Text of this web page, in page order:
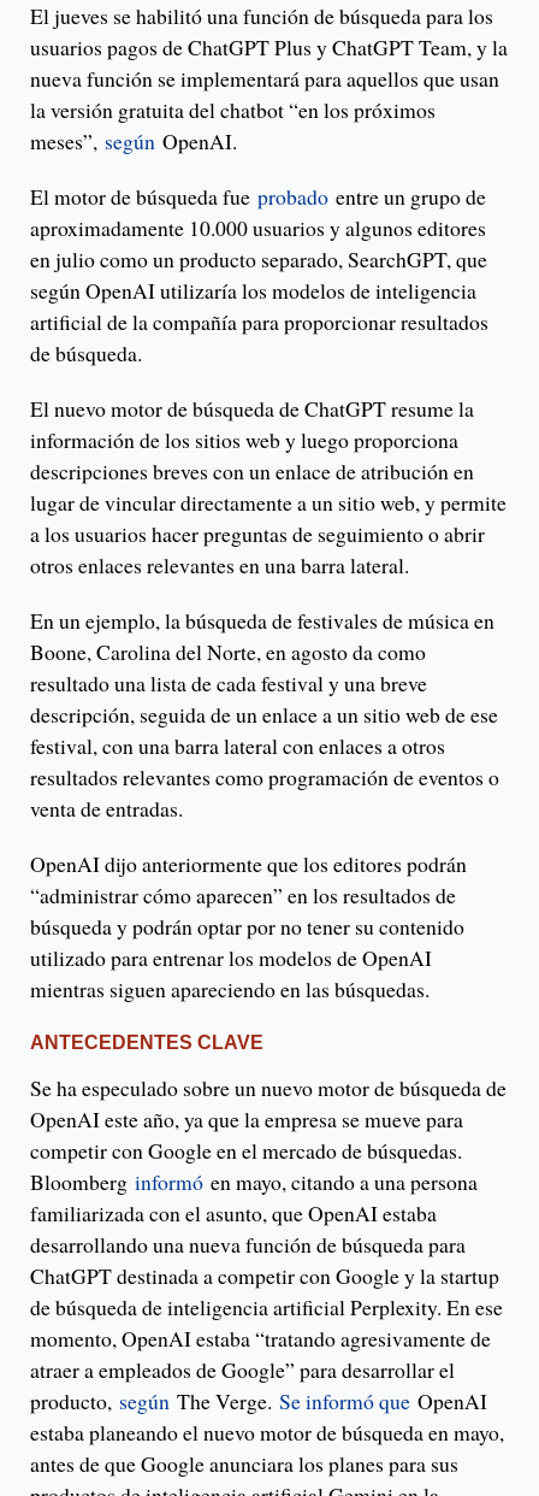
El jueves se habilitó una función de búsqueda para los
usuarios pagos de ChatGPT Plus y ChatGPT Team, y la
nueva función se implementará para aquellos que usan
la versión gratuita del chatbot “en los próximos
meses”, según OpenAI.
El motor de búsqueda fue probado entre un grupo de
aproximadamente 10.000 usuarios y algunos editores
en julio como un producto separado, SearchGPT, que
según OpenAI utilizaría los modelos de inteligencia
artificial de la compañía para proporcionar resultados
de búsqueda.
El nuevo motor de búsqueda de ChatGPT resume la
información de los sitios web y luego proporciona
descripciones breves con un enlace de atribución en
lugar de vincular directamente a un sitio web, y permite
a los usuarios hacer preguntas de seguimiento o abrir
otros enlaces relevantes en una barra lateral.
En un ejemplo, la búsqueda de festivales de música en
Boone, Carolina del Norte, en agosto da como
resultado una lista de cada festival y una breve
descripción, seguida de un enlace a un sitio web de ese
festival, con una barra lateral con enlaces a otros
resultados relevantes como programación de eventos o
venta de entradas.
OpenAI dijo anteriormente que los editores podrán
“administrar cómo aparecen” en los resultados de
búsqueda y podrán optar por no tener su contenido
utilizado para entrenar los modelos de OpenAI
mientras siguen apareciendo en las búsquedas.
ANTECEDENTES CLAVE
Se ha especulado sobre un nuevo motor de búsqueda de
OpenAI este año, ya que la empresa se mueve para
competir con Google en el mercado de búsquedas.
Bloomberg informó en mayo, citando a una persona
familiarizada con el asunto, que OpenAI estaba
desarrollando una nueva función de búsqueda para
ChatGPT destinada a competir con Google y la startup
de búsqueda de inteligencia artificial Perplexity. En ese
momento, OpenAI estaba “tratando agresivamente de
atraer a empleados de Google” para desarrollar el
producto, según The Verge. Se informó que OpenAI
estaba planeando el nuevo motor de búsqueda en mayo,
antes de que Google anunciara los planes para sus